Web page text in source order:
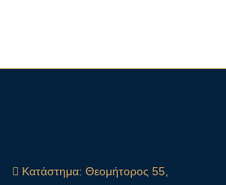
Κατάστημα: Θεομήτορος 55,